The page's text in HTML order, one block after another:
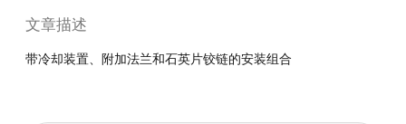
文章描述
带冷却装置、附加法兰和石英片铰链的安装组合